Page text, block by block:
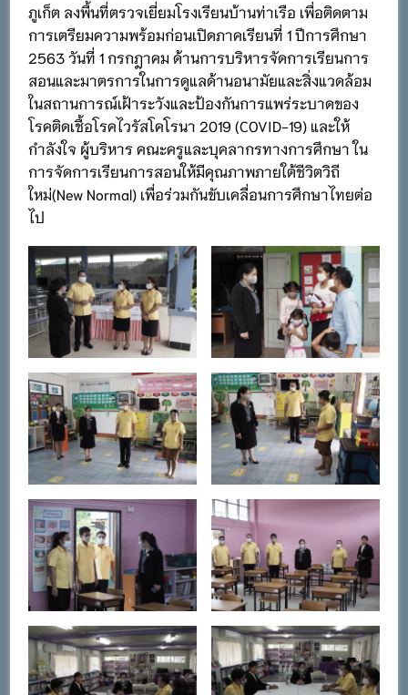
ภูเก็ต ลงพื้นที่ตรวจเยี่ยมโรงเรียนบ้านท่าเรือ เพื่อติดตาม
การเตรียมความพร้อมก่อนเปิดภาคเรียนที่ 1 ปีการศึกษา
2563 วันที่ 1 กรกฎาคม ด้านการบริหารจัดการเรียนการ
สอนและมาตรการในการดูแลด้านอนามัยและสิ่งแวดล้อม
ในสถานการณ์เฝ้าระวังและป้องกันการแพร่ระบาดของ
โรคติดเชื้อโรคไวรัสโคโรนา 2019 (COVID-19) และให้
กำลังใจ ผู้บริหาร คณะครูและบุคลากรทางการศึกษา ใน
การจัดการเรียนการสอนให้มีคุณภาพภายใต้ชีวิตวิถี
ใหม่(New Normal) เพื่อร่วมกันขับเคลื่อนการศึกษาไทยต่อ
ไป